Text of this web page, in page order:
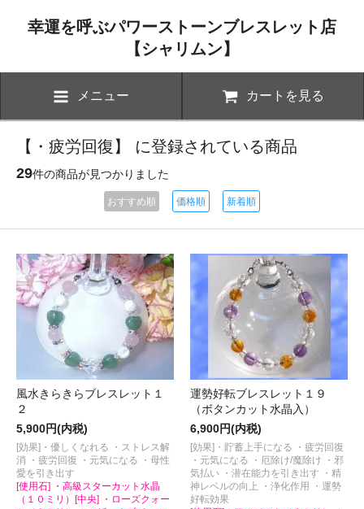
幸運を呼ぶパワーストーンブレスレット店
【シャリムン】
メニュー カートを見る
【・疲労回復】 に登録されている商品
29件の商品が見つかりました
おすすめ順 価格順 新着順
風水きらきらブレスレット１
２
5,900円(内税)
[効果]・優しくなれる ・ストレス解
消 ・疲労回復 ・元気になる ・母性
愛を引き出す
[使用石] ・高級スターカット水晶
（１０ミリ）[中央] ・ローズクォー
運勢好転ブレスレット１９
（ボタンカット水晶入）
6,900円(内税)
[効果]・貯蓄上手になる ・疲労回復
・元気になる ・厄除け/魔除け ・邪
気払い ・潜在能力を引き出す ・精
神レベルの向上 ・浄化作用 ・運勢
好転効果